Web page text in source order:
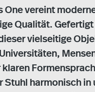
One vereint
Qualität.
vielseitige
klaren
Stuhl harmonisch